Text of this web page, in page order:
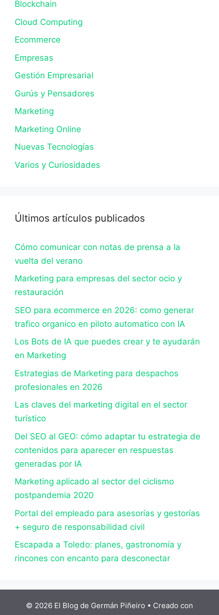
Blockchain
Cloud Computing
Ecommerce
Empresas
Gestión Empresarial
Gurús y Pensadores
Marketing
Marketing Online
Nuevas Tecnologías
Varios y Curiosidades
Últimos artículos publicados
Cómo comunicar con notas de prensa a la
vuelta del verano
Marketing para empresas del sector ocio y
restauración
SEO para ecommerce en 2026: como generar
trafico organico en piloto automatico con IA
Los Bots de IA que puedes crear y te ayudarán
en Marketing
Estrategias de Marketing para despachos
profesionales en 2026
Las claves del marketing digital en el sector
turístico
Del SEO al GEO: cómo adaptar tu estrategia de
contenidos para aparecer en respuestas
generadas por IA
Marketing aplicado al sector del ciclismo
postpandemia 2020
Portal del empleado para asesorías y gestorías
+ seguro de responsabilidad civil
Escapada a Toledo: planes, gastronomía y
rincones con encanto para desconectar
© 2026 El Blog de Germán Piñeiro • Creado con